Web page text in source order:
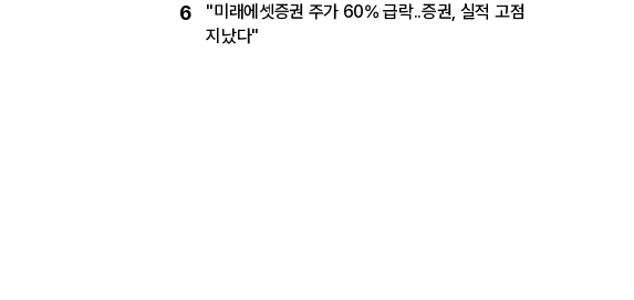
6
"미래에셋증권 주가 60% 급락..증권, 실적 고점
지났다"